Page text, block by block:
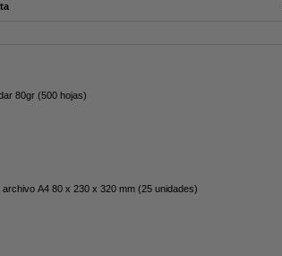
80gr (500 hojas)
archivo A4 80 x 230 x 320 mm (25 unidades)